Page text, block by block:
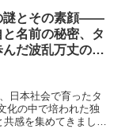
謎とその素顔――
名前の秘密、タ
だ波乱万丈の人
日本社会で育ったタ
化の中で培われた独
感を集めてきまし